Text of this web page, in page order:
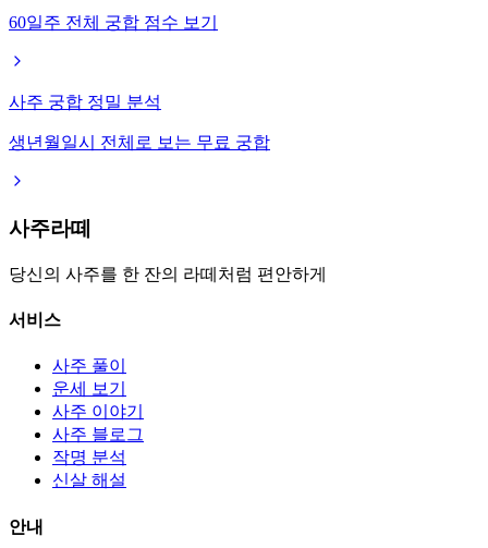
60일주 전체 궁합 점수 보기
사주 궁합 정밀 분석
생년월일시 전체로 보는 무료 궁합
사주라떼
당신의 사주를 한 잔의 라떼처럼 편안하게
서비스
사주 풀이
운세 보기
사주 이야기
사주 블로그
작명 분석
신살 해설
안내